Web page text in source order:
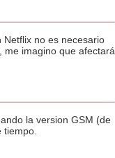
no es necesario
me imagino que afectará
la version GSM (de